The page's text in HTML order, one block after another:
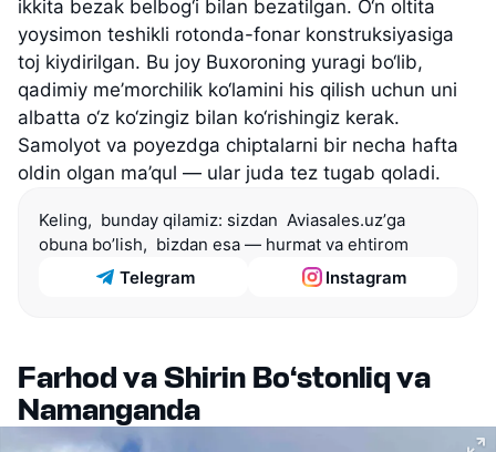
ikkita bezak belbog‘i bilan bezatilgan. O‘n oltita
yoysimon teshikli rotonda-fonar konstruksiyasiga
toj kiydirilgan. Bu joy Buxoroning yuragi bo‘lib,
qadimiy me’morchilik ko‘lamini his qilish uchun uni
albatta o‘z ko‘zingiz bilan ko‘rishingiz kerak.
Samolyot va poyezdga chiptalarni bir necha hafta
oldin olgan ma’qul — ular juda tez tugab qoladi.
Keling,  bunday qilamiz: sizdan  Aviasales.uzʼga
obuna bo’lish,  bizdan esa — hurmat va ehtirom
Telegram
Instagram
Farhod va Shirin Bo‘stonliq va
Namanganda